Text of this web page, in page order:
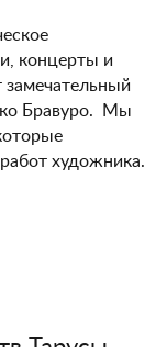
концерты и
замечательный
Бравуро. Мы
художника.